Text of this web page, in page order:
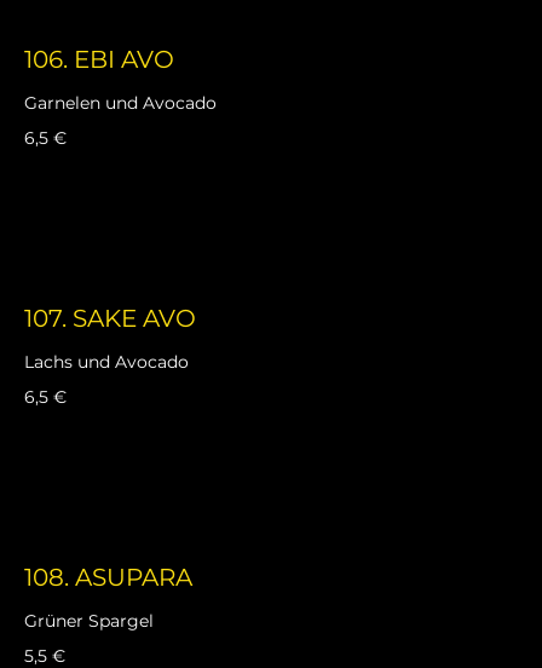
106. EBI AVO
Garnelen und Avocado
6,5 €
107. SAKE AVO
Lachs und Avocado
6,5 €
108. ASUPARA
Grüner Spargel
5,5 €